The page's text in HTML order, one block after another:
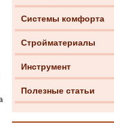
Системы комфорта
Стройматериалы
Инструмент
Полезные статьи